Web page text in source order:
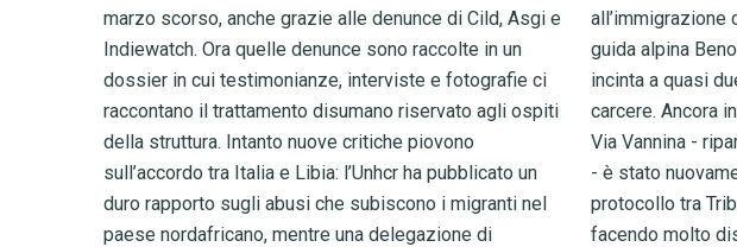
marzo scorso, anche grazie alle denunce di Cild, Asgi e
Indiewatch. Ora quelle denunce sono raccolte in un
dossier in cui testimonianze, interviste e fotografie ci
raccontano il trattamento disumano riservato agli ospiti
della struttura. Intanto nuove critiche piovono
sull’accordo tra Italia e Libia: l’Unhcr ha pubblicato un
duro rapporto sugli abusi che subiscono i migranti nel
paese nordafricano, mentre una delegazione di
all’immigrazione
guida alpina
incinta a quasi
carcere. Ancora
Via Vannina -
- è stato
protocollo tra
facendo molto